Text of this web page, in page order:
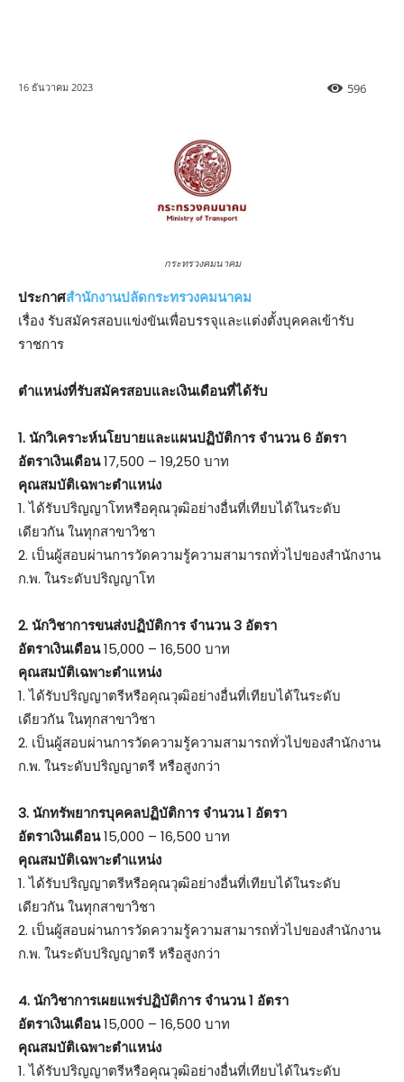
16 ธันวาคม 2023 596
กระทรวงคมนาคม
ประกาศสำนักงานปลัดกระทรวงคมนาคม
เรื่อง รับสมัครสอบแข่งขันเพื่อบรรจุและแต่งตั้งบุคคลเข้ารับ
ราชการ
ตําแหน่งที่รับสมัครสอบและเงินเดือนที่ได้รับ
1. นักวิเคราะห์นโยบายและแผนปฏิบัติการ จำนวน 6 อัตรา
อัตราเงินเดือน17,500 – 19,250 บาท
คุณสมบัติเฉพาะตำแหน่ง
1. ได้รับปริญญาโทหรือคุณวุฒิอย่างอื่นที่เทียบได้ในระดับ
เดียวกัน ในทุกสาขาวิชา
2. เป็นผู้สอบผ่านการวัดความรู้ความสามารถทั่วไปของสำนักงาน
ก.พ. ในระดับปริญญาโท
2. นักวิชาการขนส่งปฏิบัติการ จำนวน 3 อัตรา
อัตราเงินเดือน15,000 – 16,500 บาท
คุณสมบัติเฉพาะตำแหน่ง
1. ได้รับปริญญาตรีหรือคุณวุฒิอย่างอื่นที่เทียบได้ในระดับ
เดียวกัน ในทุกสาขาวิชา
2. เป็นผู้สอบผ่านการวัดความรู้ความสามารถทั่วไปของสำนักงาน
ก.พ. ในระดับปริญญาตรี หรือสูงกว่า
3. นักทรัพยากรบุคคลปฏิบัติการ จำนวน 1 อัตรา
อัตราเงินเดือน15,000 – 16,500 บาท
คุณสมบัติเฉพาะตำแหน่ง
1. ได้รับปริญญาตรีหรือคุณวุฒิอย่างอื่นที่เทียบได้ในระดับ
เดียวกัน ในทุกสาขาวิชา
2. เป็นผู้สอบผ่านการวัดความรู้ความสามารถทั่วไปของสำนักงาน
ก.พ. ในระดับปริญญาตรี หรือสูงกว่า
4. นักวิชาการเผยแพร่ปฏิบัติการ จำนวน 1 อัตรา
อัตราเงินเดือน15,000 – 16,500 บาท
คุณสมบัติเฉพาะตำแหน่ง
1. ได้รับปริญญาตรีหรือคุณวุฒิอย่างอื่นที่เทียบได้ในระดับ